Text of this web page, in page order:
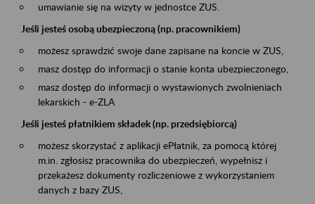
umawianie się na wizyty w jednostce ZUS.
Jeśli jesteś osobą ubezpieczoną (np. pracownikiem)
możesz sprawdzić swoje dane zapisane na koncie w ZUS,
masz dostęp do informacji o stanie konta ubezpieczonego,
masz dostęp do informacji o wystawionych zwolnieniach
lekarskich - e-ZLA
Jeśli jesteś płatnikiem składek (np. przedsiębiorcą)
możesz skorzystać z aplikacji ePłatnik, za pomocą której
m.in. zgłosisz pracownika do ubezpieczeń, wypełnisz i
przekażesz dokumenty rozliczeniowe z wykorzystaniem
danych z bazy ZUS,